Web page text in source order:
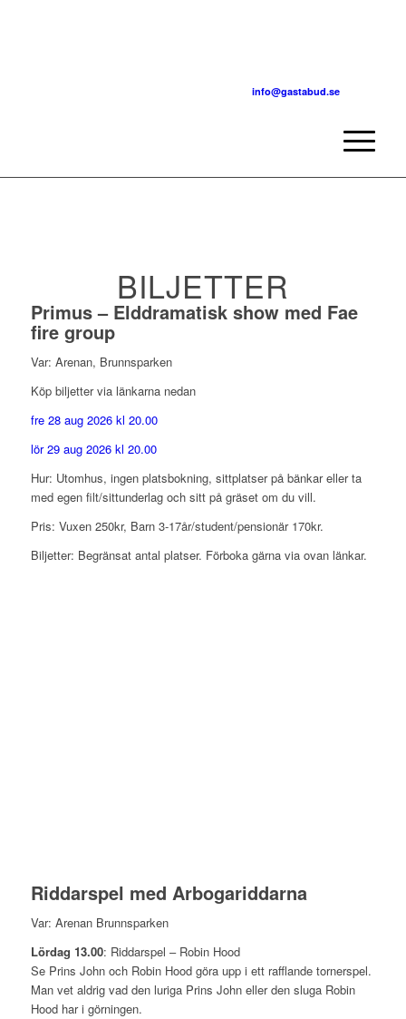
info@gastabud.se
BILJETTER
Primus – Elddramatisk show med Fae
fire group
Var: Arenan, Brunnsparken
Köp biljetter via länkarna nedan
fre 28 aug 2026 kl 20.00
lör 29 aug 2026 kl 20.00
Hur: Utomhus, ingen platsbokning, sittplatser på bänkar eller ta
med egen filt/sittunderlag och sitt på gräset om du vill.
Pris: Vuxen 250kr, Barn 3-17år/student/pensionär 170kr.
Biljetter: Begränsat antal platser. Förboka gärna via ovan länkar.
Riddarspel med Arbogariddarna
Var: Arenan Brunnsparken
Lördag 13.00: Riddarspel – Robin Hood
Se Prins John och Robin Hood göra upp i ett rafflande tornerspel.
Man vet aldrig vad den luriga Prins John eller den sluga Robin
Hood har i görningen.